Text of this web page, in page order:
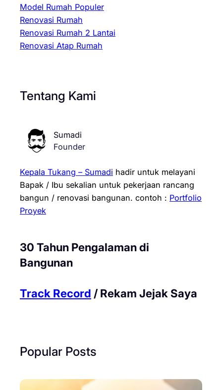
Model Rumah Populer
Renovasi Rumah
Renovasi Rumah 2 Lantai
Renovasi Atap Rumah
Tentang Kami
Sumadi
Founder
Kepala Tukang – Sumadi hadir untuk melayani
Bapak / Ibu sekalian untuk pekerjaan rancang
bangun / renovasi bangunan. contoh : Portfolio
Proyek
30 Tahun Pengalaman di
Bangunan
Track Record / Rekam Jejak Saya
Popular Posts